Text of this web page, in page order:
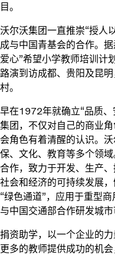
目。
沃尔沃集团一直推崇“授人
成与中国青基会的合作。
爱心”希望小学教师培训计
路演到访成都、贵阳及昆
村。
早在1972年就确立“品质
集团，不仅对自己的商业
会角色有着清醒的认识。
保、文化、教育等多个领
合作，致力于开发、生产
社会和经济的可持续发展
“绿色通道”，应用于重型
与中国交通部合作研发城市
捐资助学，以一个企业的
更多的教师提供成功的机